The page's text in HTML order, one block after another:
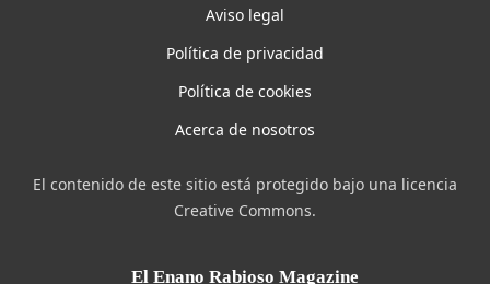
Aviso legal
Política de privacidad
Política de cookies
Acerca de nosotros
El contenido de este sitio está protegido bajo una licencia
Creative Commons.
El Enano Rabioso Magazine